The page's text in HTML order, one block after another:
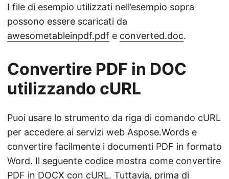
I file di esempio utilizzati nell’esempio sopra
possono essere scaricati da
awesometableinpdf.pdf e converted.doc.
Convertire PDF in DOC
utilizzando cURL
Puoi usare lo strumento da riga di comando cURL
per accedere ai servizi web Aspose.Words e
convertire facilmente i documenti PDF in formato
Word. Il seguente codice mostra come convertire
PDF in DOCX con cURL. Tuttavia, prima di